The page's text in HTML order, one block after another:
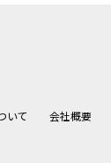
いて
会社概要